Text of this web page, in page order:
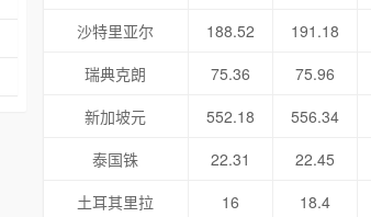
沙特里亚尔
188.52 191.18
瑞典克朗
75.36 75.96
新加坡元
552.18 556.34
泰国铢
22.31 22.45
土耳其里拉
16 18.4